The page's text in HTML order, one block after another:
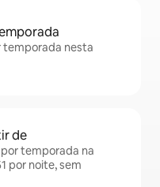
temporada nesta
de
por temporada na
por noite, sem